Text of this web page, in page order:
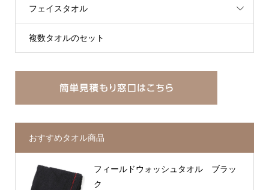
フェイスタオル
複数タオルのセット
おすすめタオル商品
フィールドウォッシュタオル ブラッ
ク